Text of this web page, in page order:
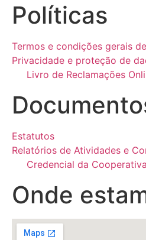
Políticas
Termos e condições gerais
Privacidade e proteção de
Livro de Reclamações
Estatutos
Relatórios de Atividades e
Credencial da
Onde